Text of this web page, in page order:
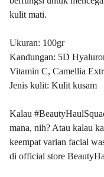
kulit mati.
Ukuran: 100gr
Kandungan: 5D
Vitamin C, Camellia
Jenis kulit: Kulit kusam
Kalau
mana, nih? Atau kalau
keempat varian facial
di official store